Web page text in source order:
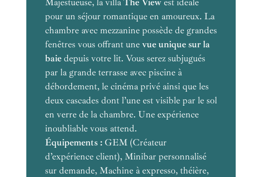
Majestueuse, la villa The Viewest idéale
pour un séjour romantique en amoureux. La
chambre avec mezzanine possède de grandes
fenêtres vous offrant unevue unique sur la
baiedepuis votre lit. Vous serez subjugués
par la grande terrasse avec piscine à
débordement, le cinéma privé ainsi que les
deux cascades dont l’une est visible par le sol
en verre de la chambre. Une expérience
inoubliable vous attend.
Équipements :GEM (Créateur
d’expérience client), Minibar personnalisé
sur demande, Machine à expresso, théière,
plein cœur de la jungle
Hideaway Pool Villa
Équipements :
Capacité :
Surface :
Ocean Pool
Villa
partielle sur la magnifique Baie de Phang
Nga
Équipements :
vue à 180 degrés sur l’océan et
les roches calcaires des îles alentours
Ocean Panorama Pool
Villa
Équipements :
Ocean Deluxe Pool Villa
Vue
sur mer sublime
Équipements :
Beachfront Pool Villa
vue s'étend sur le bleu
de la mer d'Andaman.
Équipements :
Hideaway Two Bedroom Pool Villa
milieu
d’un jardin tropical
Équipements :